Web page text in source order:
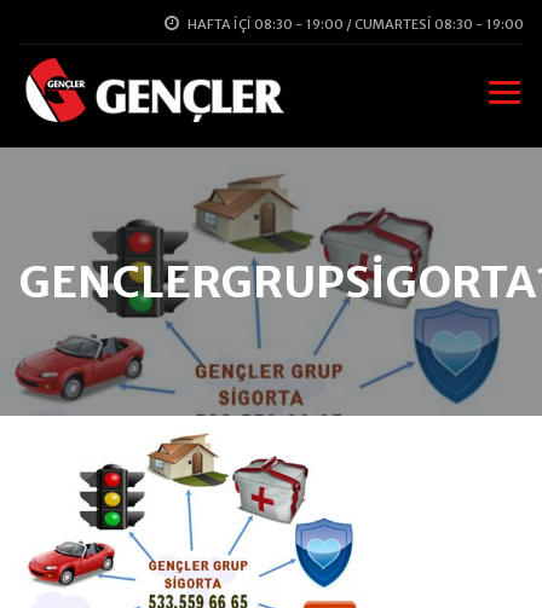
HAFTA İÇI 08:30 - 19:00 / CUMARTESI 08:30 - 19:00